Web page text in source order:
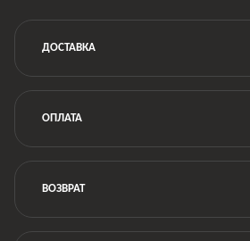
ДОСТАВКА
ОПЛАТА
ВОЗВРАТ